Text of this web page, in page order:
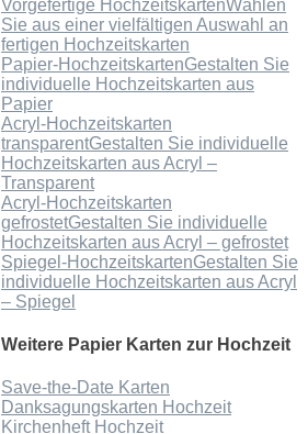
Vorgefertige HochzeitskartenWählen
Sie aus einer vielfältigen Auswahl an
fertigen Hochzeitskarten
Papier-HochzeitskartenGestalten Sie
individuelle Hochzeitskarten aus
Papier
Acryl-Hochzeitskarten
transparentGestalten Sie individuelle
Hochzeitskarten aus Acryl –
Transparent
Acryl-Hochzeitskarten
gefrostetGestalten Sie individuelle
Hochzeitskarten aus Acryl – gefrostet
Spiegel-HochzeitskartenGestalten Sie
individuelle Hochzeitskarten aus Acryl
– Spiegel
Weitere Papier Karten zur Hochzeit
Save-the-Date Karten
Danksagungskarten Hochzeit
Kirchenheft Hochzeit